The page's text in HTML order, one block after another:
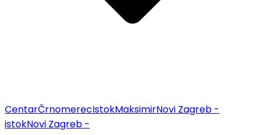
CentarČrnomerecIstokMaksimirNovi Zagreb -
istokNovi Zagreb -